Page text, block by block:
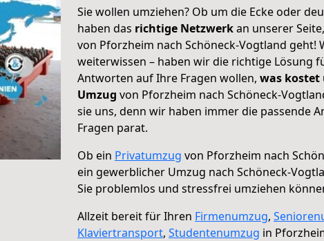
Sie wollen umziehen? Ob um die Ecke oder
haben das richtige Netzwerkan unserer
von Pforzheim nach Schöneck-Vogtland geht!
weiterwissen – haben wir die richtige Lösung
Antworten auf Ihre Fragen wollen, was kostet
Umzug von Pforzheim nach Schöneck-
sie uns, denn wir haben immer die passende
Fragen parat.
Ob ein Privatumzug von Pforzheim nach
ein gewerblicher Umzug nach Schöneck-
Sie problemlos und stressfrei umziehen
Allzeit bereit für Ihren Firmenumzug,
Klaviertransport, Studentenumzug in